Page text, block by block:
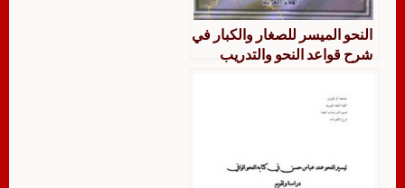
النحو الميسر للصغار والكبار في
شرح قواعد النحو والتدريب